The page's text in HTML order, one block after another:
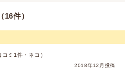
件）
ミ1件・ネコ）
2018年12月投稿